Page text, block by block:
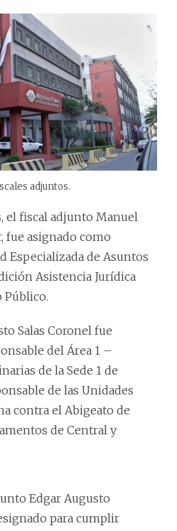
adjuntos.
el fiscal adjunto Manuel
fue asignado como
Especializada de Asuntos
Asistencia Jurídica
Salas Coronel fue
del Área 1 –
de la Sede 1 de
de las Unidades
contra el Abigeato de
de Central y
Edgar Augusto
para cumplir